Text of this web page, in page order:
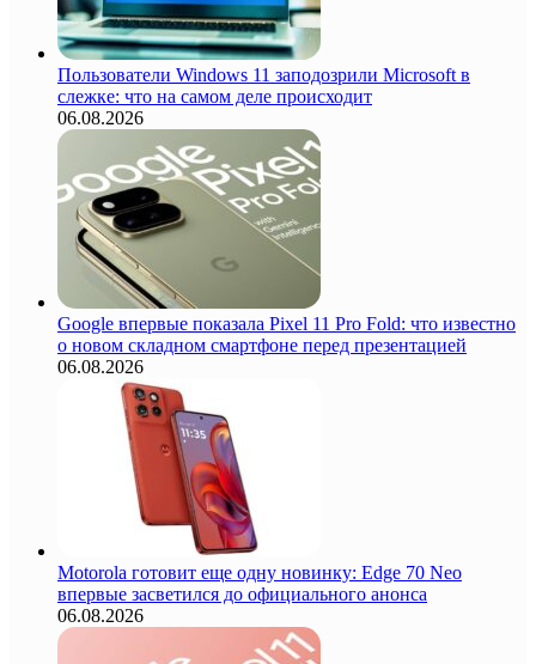
Пользователи Windows 11 заподозрили Microsoft в
слежке: что на самом деле происходит
06.08.2026
Google впервые показала Pixel 11 Pro Fold: что известно
о новом складном смартфоне перед презентацией
06.08.2026
Motorola готовит еще одну новинку: Edge 70 Neo
впервые засветился до официального анонса
06.08.2026